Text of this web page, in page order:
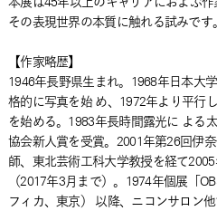
その表現世界の本質に触れる試みです。
【作家略歴】
1946年長野県生まれ。1968年日本大
格的に写真を始 め、1972年より平行
を始める。1983年長時間露光に よる
協会新人賞を受賞。2001年第26回伊
師、東北芸術工科大学教授を経て
（2017年3月まで）。1974年個展「
フィカ、東京） 以降、ニコンサロン